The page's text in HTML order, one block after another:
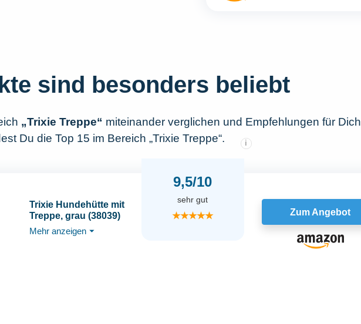
sind besonders beliebt
„Trixie Treppe“ miteinander verglichen und Empfehlungen für Dich
Du die Top 15 im Bereich „Trixie Treppe“.
Trixie Hundehütte mit
Treppe, grau (38039)
Mehr anzeigen ⏷
9,5/10
i
sehr gut
★★★★★ Zum Angebot